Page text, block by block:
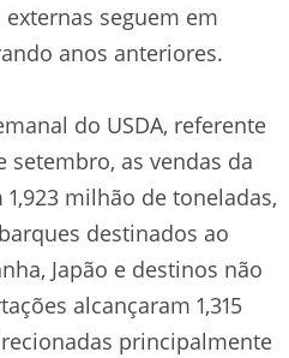
seguem em
anos anteriores.
do USDA, referente
setembro, as vendas da
milhão de toneladas,
destinados ao
Japão e destinos não
alcançaram 1,315
principalmente